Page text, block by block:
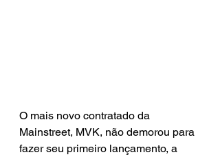
O mais novo contratado da
Mainstreet, MVK, não demorou para
fazer seu primeiro lançamento, a